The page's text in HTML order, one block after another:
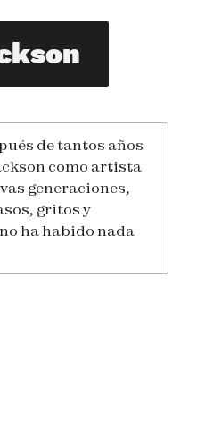
de tantos años
como artista
generaciones,
gritos y
ha habido nada